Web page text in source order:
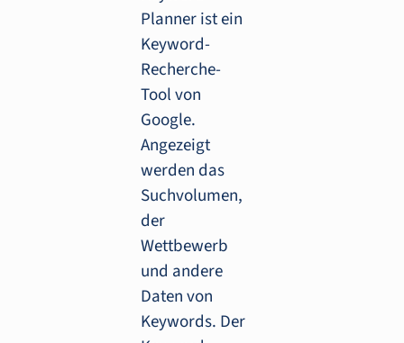
Planner ist ein
Keyword-
Recherche-
Tool von
Google.
Angezeigt
werden das
Suchvolumen,
der
Wettbewerb
und andere
Daten von
Keywords. Der